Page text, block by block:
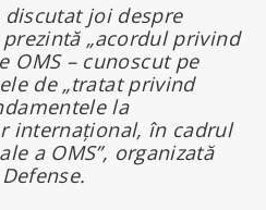
joi despre
„acordul privind
OMS – cunoscut pe
de „tratat privind
la
internațional, în cadrul
a OMS”, organizată